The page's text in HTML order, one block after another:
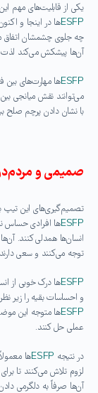
یکی از قابلیت‌های مهم
ESFPها در اینجا و
چه جلوی چشمشان اتفاق
آن‌ها پیشکش می‌کند لذت
ESFPها مهارت‌های بین
می‌توانند نقش میانجی
با نشان دادن پرچم صلح
صمیمی و
تصمیم‌گیری‌های این
ESFPها افرادی حساس
انسان‌ها همدلی کنند.
توجه می‌کنند و سعی
ESFPها درک خوبی از
و احساسات بقیه را زیر
ESFPها متوجه این
عملی حل کنند.
در نتیجه ESFPها
لزوم تلاش می‌کنند تا
آن‌ها صرفاً به دلگرمی